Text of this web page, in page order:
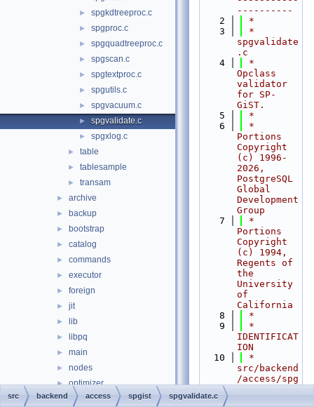
► spgkdtreeproc.c
► spgproc.c
► spgquadtreeproc.c
► spgscan.c
► spgtextproc.c
► spgutils.c
► spgvacuum.c
► spgvalidate.c
► spgxlog.c
► table
► tablesample
► transam
► archive
► backup
► bootstrap
► catalog
► commands
► executor
► foreign
► jit
► lib
► libpq
► main
► nodes
► optimizer
► parser
----------
    2
*
    3
*
spgvalidate
.c
    4
*
Opclass
validator
for SP-
GiST.
    5
*
    6
*
Portions
Copyright
(c) 1996-
2026,
PostgreSQL
Global
Development
Group
    7
*
Portions
Copyright
(c) 1994,
Regents of
the
University
of
California
    8
*
    9
*
IDENTIFICAT
ION
   10
*
src/backend
/access/spg
src backend access spgist spgvalidate.c